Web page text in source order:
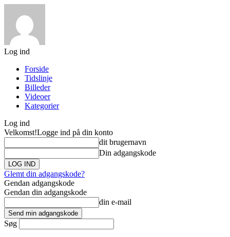
Log ind
Forside
Tidslinje
Billeder
Videoer
Kategorier
Log ind
Velkomst!Logge ind på din konto
dit brugernavn
Din adgangskode
Glemt din adgangskode?
Gendan adgangskode
Gendan din adgangskode
din e-mail
Søg